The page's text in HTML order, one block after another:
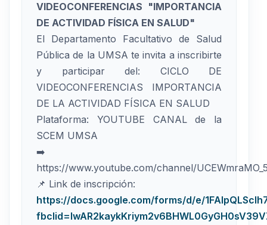
VIDEOCONFERENCIAS "IMPORTANCIA
DE ACTIVIDAD FÍSICA EN SALUD"
El Departamento Facultativo de Salud
Pública de la UMSA te invita a inscribirte
y participar del: CICLO DE
VIDEOCONFERENCIAS IMPORTANCIA
DE LA ACTIVIDAD FÍSICA EN SALUD
Plataforma: YOUTUBE CANAL de la
SCEM UMSA
➡️
https://www.youtube.com/channel/
📌 Link de inscripción:
https://docs.google.com/forms/d/e/